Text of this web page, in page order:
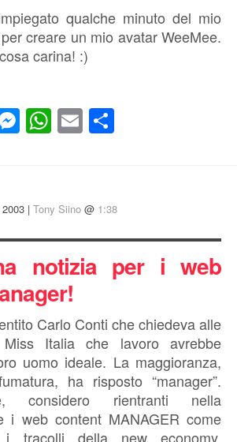
qualche minuto del mio
creare un mio avatar WeeMee.
carina! :)
Messenger
WhatsApp
Email
| Tony Siino @ 1:38
notizia per i web
Carlo Conti che chiedeva alle
Italia che lavoro avrebbe
uomo ideale. La maggioranza,
ha risposto “manager”.
considero rientranti nella
i web content MANAGER come
tracolli della new economy,